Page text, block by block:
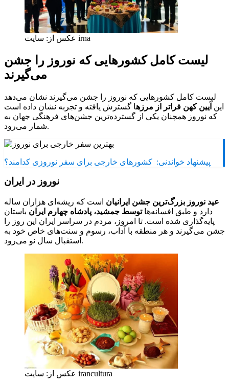
عکس از: سایت irna
لیست کامل کشورهایی که نوروز را جشن
می‌گیرند
لیست کامل کشورهایی که نوروز را جشن می‌گیرند نشان می‌دهد
این آیین کهن فراتر از مرزها گسترش یافته و تجربه نشان داده است
که نوروز همچنان یکی از گسترده‌ترین جشن‌های فرهنگی جهان به
شمار می‌رود.
پیشنهاد خواندنی: کشورهای خارجی برای سفر نوروزی کدامند؟
نوروز در ایران
عید نوروز بزرگ‌ترین جشن ایرانیان است که ریشه‌ای هزاران ساله
دارد و طبق افسانه‌هاتوسط جمشید، پادشاه چهارم ایران باستان
پایه‌گذاری شده است. تا امروز، مردم در سراسر ایران این روز را
جشن می‌گیرند و هر منطقه با آداب، رسوم و سنت‌های خاص خود به
استقبال سال نو می‌رود.
عکس از: سایت irancultura